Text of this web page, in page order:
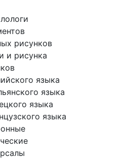
рисунков
и рисунка
языка
языка
языка
языка